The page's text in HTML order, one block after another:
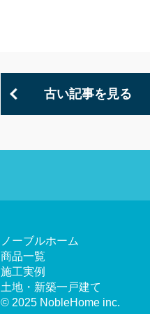
古い記事を見る
ノーブルホーム
商品一覧
施工実例
土地・新築一戸建て
© 2025 NobleHome inc.